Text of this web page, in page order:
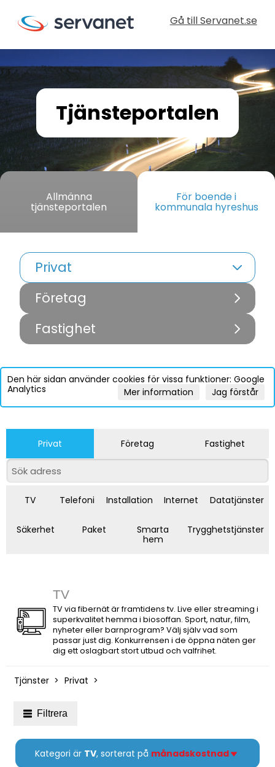
Gå till Servanet.se
Tjänsteportalen
Allmänna
tjänsteportalen
För boende i
kommunala hyreshus
Privat
Företag
Fastighet
Den här sidan använder cookies för vissa funktioner: Google
Analytics
Jag förstår
Mer information
Privat Företag Fastighet
TV Telefoni Installation Internet Datatjänster
Säkerhet Paket
Smarta
hem
Trygghetstjänster
TV
TV via fibernät är framtidens tv. Live eller streaming i
superkvalitet hemma i biosoffan. Sport, natur, film,
nyheter eller barnprogram? Välj själv vad som
passar just dig. Konkurrensen i de öppna näten ger
dig ett oslagbart stort utbud och valfrihet.
Tjänster Privat
Filtrera
Kategori är TV, sorterat på månadskostnad